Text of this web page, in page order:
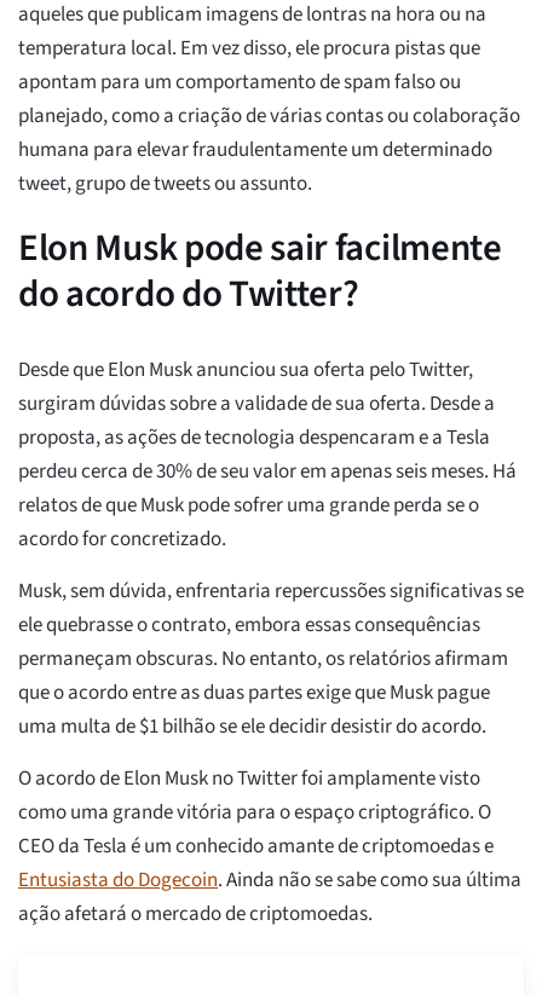
aqueles que publicam imagens de lontras na hora ou na
temperatura local. Em vez disso, ele procura pistas que
apontam para um comportamento de spam falso ou
planejado, como a criação de várias contas ou colaboração
humana para elevar fraudulentamente um determinado
tweet, grupo de tweets ou assunto.
Elon Musk pode sair facilmente
do acordo do Twitter?
Desde que Elon Musk anunciou sua oferta pelo Twitter,
surgiram dúvidas sobre a validade de sua oferta. Desde a
proposta, as ações de tecnologia despencaram e a Tesla
perdeu cerca de 30% de seu valor em apenas seis meses. Há
relatos de que Musk pode sofrer uma grande perda se o
acordo for concretizado.
Musk, sem dúvida, enfrentaria repercussões significativas se
ele quebrasse o contrato, embora essas consequências
permaneçam obscuras. No entanto, os relatórios afirmam
que o acordo entre as duas partes exige que Musk pague
uma multa de $1 bilhão se ele decidir desistir do acordo.
O acordo de Elon Musk no Twitter foi amplamente visto
como uma grande vitória para o espaço criptográfico. O
CEO da Tesla é um conhecido amante de criptomoedas e
Entusiasta do Dogecoin. Ainda não se sabe como sua última
ação afetará o mercado de criptomoedas.